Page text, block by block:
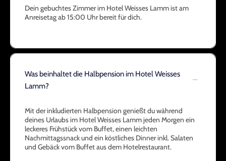
Dein gebuchtes Zimmer im Hotel Weisses Lamm ist am
Anreisetag ab 15:00 Uhr bereit für dich.
Was beinhaltet die Halbpension im Hotel Weisses
Lamm?
Mit der inkludierten Halbpension genießt du während
deines Urlaubs im Hotel Weisses Lamm jeden Morgen ein
leckeres Frühstück vom Buffet, einen leichten
Nachmittagssnack und ein köstliches Dinner inkl. Salaten
und Gebäck vom Buffet aus dem Hotelrestaurant.